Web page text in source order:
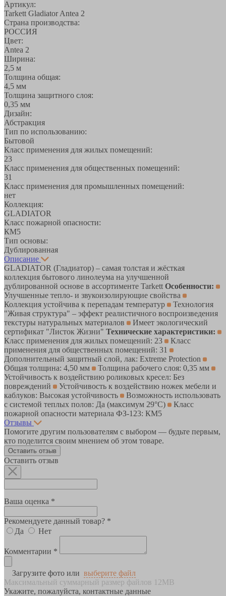
Артикул:
Tarkett Gladiator Antea 2
Страна производства:
РОССИЯ
Цвет:
Antea 2
Ширина:
2,5 м
Толщина общая:
4,5 мм
Толщина защитного слоя:
0,35 мм
Дизайн:
Абстракция
Тип по использованию:
Бытовой
Класс применения для жилых помещений:
23
Класс применения для общественных помещений:
31
Класс применения для промышленных помещений:
нет
Коллекция:
GLADIATOR
Класс пожарной опасности:
КМ5
Тип основы:
Дублированная
Описание
GLADIATOR (Гладиатор) – самая толстая и жёсткая
коллекция бытового линолеума на улучшенной
дублированной основе в ассортименте Tarkett Особенности:
Улучшенные тепло- и звукоизолирующие свойства
Коллекция устойчива к перепадам температур
Технология
"Живая структура" – эффект реалистичного воспроизведения
текстуры натуральных материалов
Имеет экологический
сертификат "Листок Жизни" Технические характеристики:
Класс применения для жилых помещений: 23
Класс
применения для общественных помещений: 31
Дополнительный защитный слой, лак: Extreme Protection
Общая толщина: 4,50 мм
Толщина рабочего слоя: 0,35 мм
Устойчивость к воздействию роликовых кресел: Без
повреждений
Устойчивость к воздействию ножек мебели и
каблуков: Высокая устойчивость
Возможность использовать
с системой теплых полов: Да (максимум 29°C)
Класс
пожарной опасности материала ФЗ-123: КМ5
Отзывы
Помогите другим пользователям с выбором — будьте первым,
кто поделится своим мнением об этом товаре.
Оставить отзыв
Оставить отзыв
Ваша оценка *
Рекомендуете данный товар? *
Да
Нет
Комментарии *
Загрузите фото или выберите файл
Максимальный суммарный размер файлов 12MB
Укажите, пожалуйста, контактные данные